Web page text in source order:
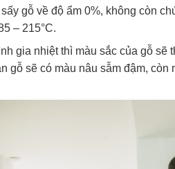
gỗ về độ ẩm 0%, không còn
– 215°C.
gia nhiệt thì màu sắc của gỗ
gỗ sẽ có màu nâu sẫm đậm,